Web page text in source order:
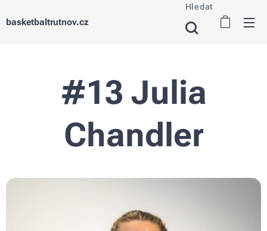
basketbaltrutnov.cz
Hledat
#13 Julia
Chandler